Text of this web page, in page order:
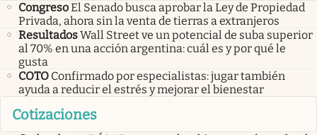
CongresoEl Senado busca aprobar la Ley de Propiedad
Privada, ahora sin la venta de tierras a extranjeros
ResultadosWall Street ve un potencial de suba superior
al 70% en una acción argentina: cuál es y por qué le
gusta
COTO Confirmado por especialistas: jugar también
ayuda a reducir el estrés y mejorar el bienestar
Cotizaciones